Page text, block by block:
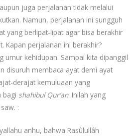
juga perjalanan tidak melalui
Namun, perjalanan ini sungguh
yang berlipat-lipat agar bisa berakhir
Kapan perjalanan ini berakhir?
umur kehidupan. Sampai kita dipanggil
disuruh membaca ayat demi ayat
derajat kemuluaan yang
bagi shahibul Qur’an. Inilah yang
:
anhu, bahwa Rasûlullâh